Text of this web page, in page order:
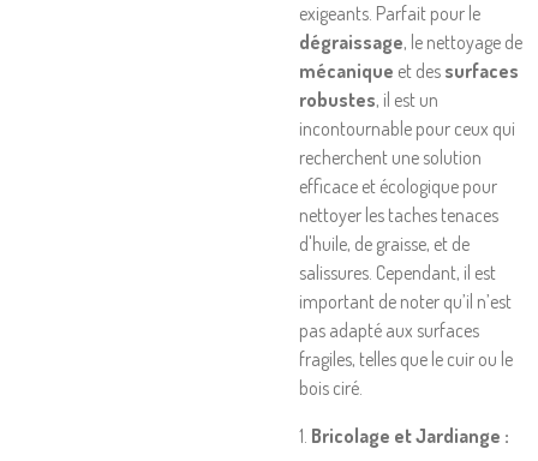
exigeants. Parfait pour le
dégraissage, le nettoyage de
mécanique et des surfaces
robustes, il est un
incontournable pour ceux qui
recherchent une solution
efficace et écologique pour
nettoyer les taches tenaces
d'huile, de graisse, et de
salissures. Cependant, il est
important de noter qu’il n’est
pas adapté aux surfaces
fragiles, telles que le cuir ou le
bois ciré.
1. Bricolage et Jardiange :